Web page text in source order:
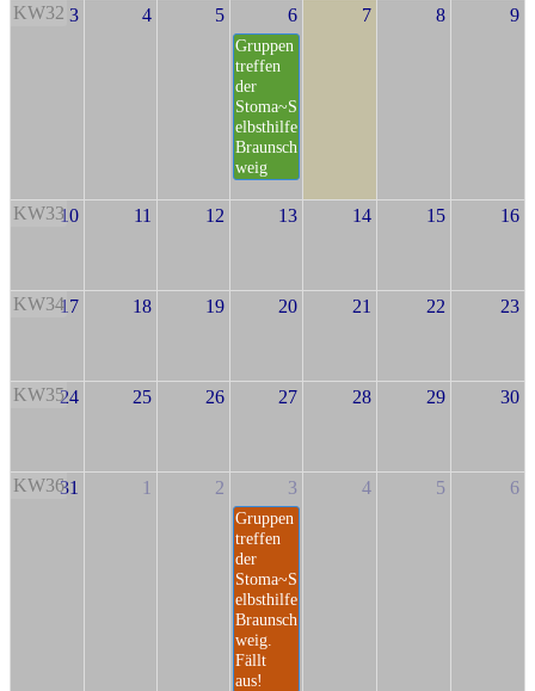
KW32 3 4 5 6
Gruppen
treffen
der
Stoma~S
elbsthilfe
Braunsch
weig
7 8 9
KW3310 11 12 13 14 15 16
KW3417 18 19 20 21 22 23
KW3524 25 26 27 28 29 30
KW3631 1 2 3
Gruppen
treffen
der
Stoma~S
elbsthilfe
Braunsch
weig.
Fällt
aus!
4 5 6